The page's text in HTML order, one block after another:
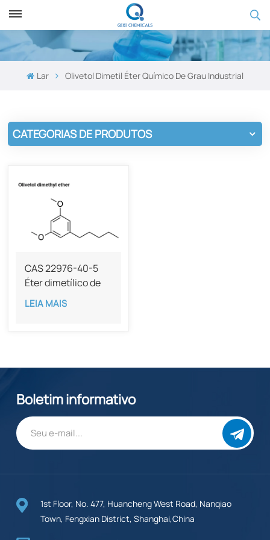
Lar Olivetol Dimetil Éter Químico De Grau Industrial
CATEGORIAS DE PRODUTOS
CAS 22976-40-5
Éter dimetílico de
olivetol, 98%
LEIA MAIS
Boletim informativo
1st Floor, No. 477, Huancheng West Road, Nanqiao
Town, Fengxian District, Shanghai,China